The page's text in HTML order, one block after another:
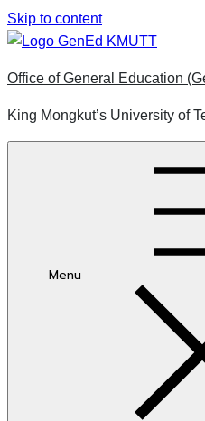
Skip to content
Office of General Education
King Mongkut’s University of
Menu